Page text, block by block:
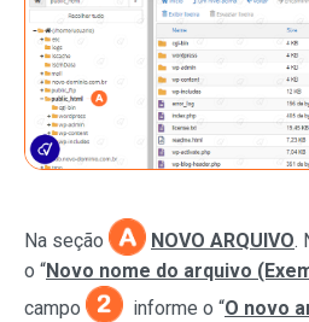
Na seção NOVO ARQUIVO.
o “Novo nome do arquivo
campo
informe o “O novo